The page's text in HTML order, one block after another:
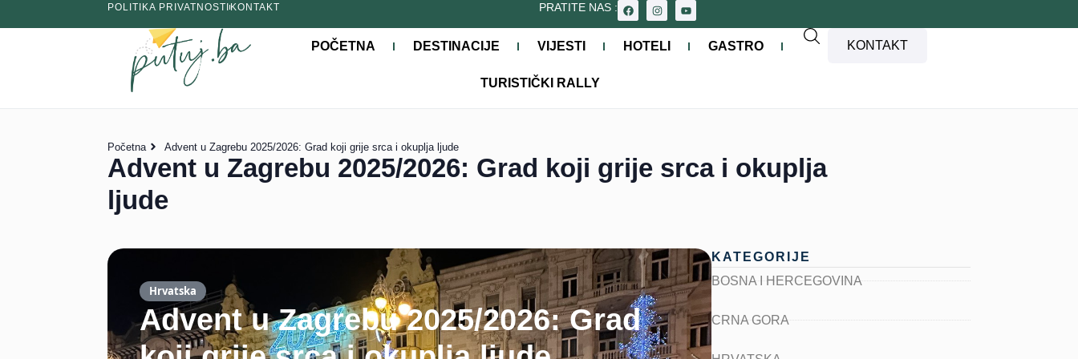
POLITIKA PRIVATNOSTIKONTAKT PRATITE NAS :
POČETNA DESTINACIJE VIJESTI HOTELI GASTRO
TURISTIČKI RALLY
KONTAKT
Početna Advent u Zagrebu 2025/2026: Grad koji grije srca i okuplja ljude
Advent u Zagrebu 2025/2026: Grad koji grije srca i okuplja
ljude
Hrvatska
Advent u Zagrebu 2025/2026: Grad
KATEGORIJE
BOSNA I HERCEGOVINA
CRNA GORA